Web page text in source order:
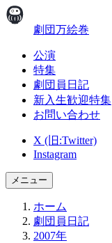
劇団万絵巻
公演
特集
劇団員日記
新入生歓迎特集
お問い合わせ
X (旧:Twitter)
Instagram
メニュー
ホーム
劇団員日記
2007年